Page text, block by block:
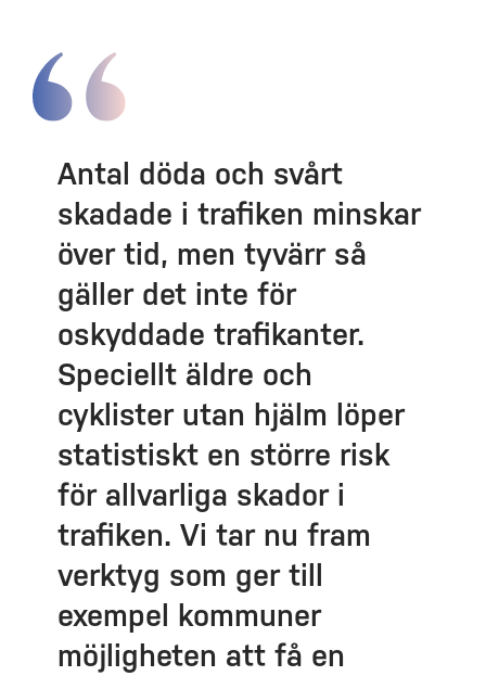
Antal döda och svårt
skadade i trafiken minskar
över tid, men tyvärr så
gäller det inte för
oskyddade trafikanter.
Speciellt äldre och
cyklister utan hjälm löper
statistiskt en större risk
för allvarliga skador i
trafiken. Vi tar nu fram
verktyg som ger till
exempel kommuner
möjligheten att få en